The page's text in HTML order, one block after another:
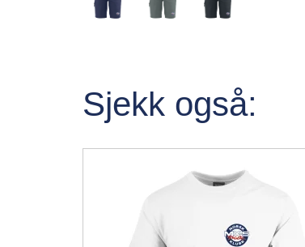
Sjekk også: